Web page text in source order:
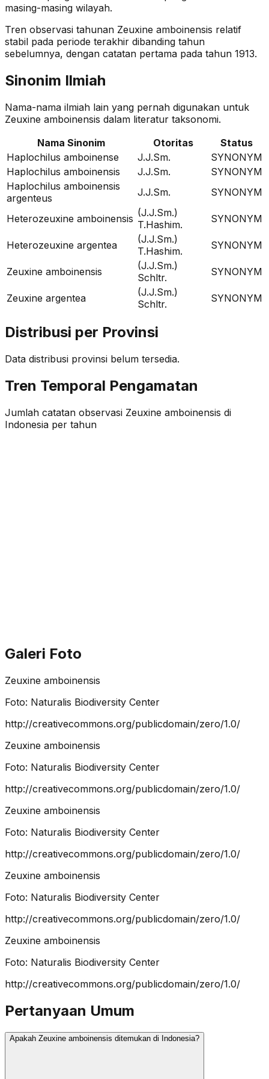
masing-masing wilayah.
Tren observasi tahunan Zeuxine amboinensis relatif
stabil pada periode terakhir dibanding tahun
sebelumnya, dengan catatan pertama pada tahun 1913.
Sinonim Ilmiah
Nama-nama ilmiah lain yang pernah digunakan untuk
Zeuxine amboinensis dalam literatur taksonomi.
Nama Sinonim
Otoritas
Status
Haplochilus amboinense
J.J.Sm.
SYNONYM
Haplochilus amboinensis
J.J.Sm.
SYNONYM
Haplochilus amboinensis
argenteus
J.J.Sm. SYNONYM
Heterozeuxine amboinensis (J.J.Sm.)
T.Hashim.
SYNONYM
Heterozeuxine argentea
(J.J.Sm.)
T.Hashim.
SYNONYM
Zeuxine amboinensis
(J.J.Sm.)
Schltr.
SYNONYM
Zeuxine argentea
(J.J.Sm.)
Schltr.
SYNONYM
Distribusi per Provinsi
Data distribusi provinsi belum tersedia.
Tren Temporal Pengamatan
Jumlah catatan observasi Zeuxine amboinensis di
Indonesia per tahun
Galeri Foto
Zeuxine amboinensis
Foto: Naturalis Biodiversity Center
http://creativecommons.org/publicdomain/zero/1.0/
Zeuxine amboinensis
Foto: Naturalis Biodiversity Center
http://creativecommons.org/publicdomain/zero/1.0/
Zeuxine amboinensis
Foto: Naturalis Biodiversity Center
http://creativecommons.org/publicdomain/zero/1.0/
Zeuxine amboinensis
Foto: Naturalis Biodiversity Center
http://creativecommons.org/publicdomain/zero/1.0/
Zeuxine amboinensis
Foto: Naturalis Biodiversity Center
http://creativecommons.org/publicdomain/zero/1.0/
Pertanyaan Umum
Apakah Zeuxine amboinensis ditemukan di Indonesia?